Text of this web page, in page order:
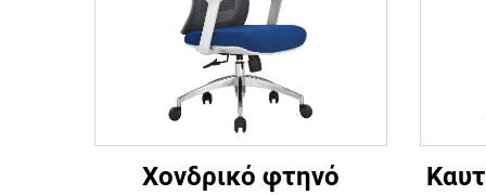
Χονδρικό φτηνό